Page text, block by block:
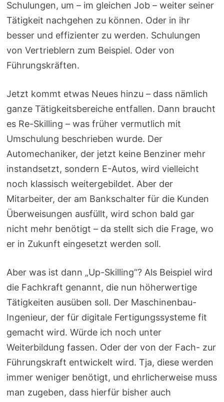
Schulungen, um – im gleichen Job – weiter seiner
Tätigkeit nachgehen zu können. Oder in ihr
besser und effizienter zu werden. Schulungen
von Vertrieblern zum Beispiel. Oder von
Führungskräften.
Jetzt kommt etwas Neues hinzu – dass nämlich
ganze Tätigkeitsbereiche entfallen. Dann braucht
es Re-Skilling – was früher vermutlich mit
Umschulung beschrieben wurde. Der
Automechaniker, der jetzt keine Benziner mehr
instandsetzt, sondern E-Autos, wird vielleicht
noch klassisch weitergebildet. Aber der
Mitarbeiter, der am Bankschalter für die Kunden
Überweisungen ausfüllt, wird schon bald gar
nicht mehr benötigt – da stellt sich die Frage, wo
er in Zukunft eingesetzt werden soll.
Aber was ist dann „Up-Skilling“? Als Beispiel wird
die Fachkraft genannt, die nun höherwertige
Tätigkeiten ausüben soll. Der Maschinenbau-
Ingenieur, der für digitale Fertigungssysteme fit
gemacht wird. Würde ich noch unter
Weiterbildung fassen. Oder der von der Fach- zur
Führungskraft entwickelt wird. Tja, diese werden
immer weniger benötigt, und ehrlicherweise muss
man zugeben, dass hierfür bisher auch